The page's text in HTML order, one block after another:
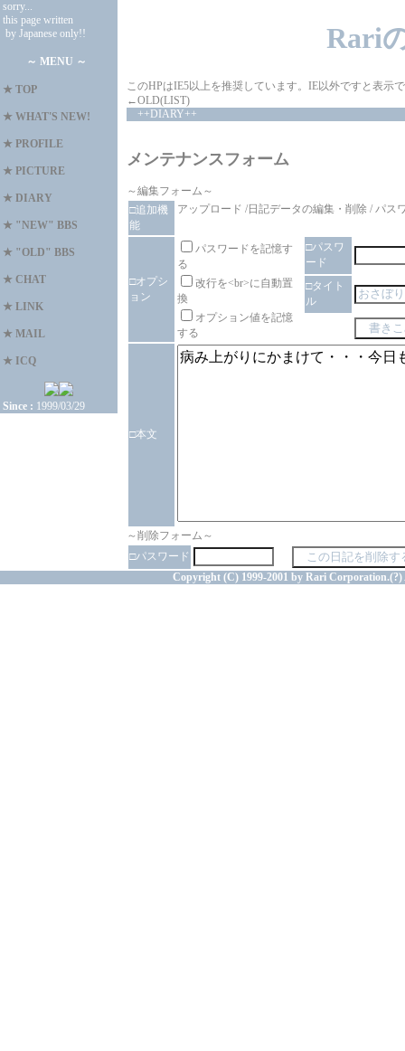
sorry...
this page written
by Japanese only!!
～ MENU ～
★ TOP
★ WHAT'S NEW!
★ PROFILE
★ PICTURE
★ DIARY
★ "NEW" BBS
★ "OLD" BBS
★ CHAT
★ LINK
★ MAIL
★ ICQ
Since : 1999/03/29
Rari
このHPはIE5以上を推奨しています。IE以外ですと表示
←OLD(LIST)
++DIARY++
メンテナンスフォーム
～編集フォーム～
□追加機
能
アップロード /日記データの編集・削除 / パス
□オプシ
ョン
パスワードを記憶す
る
改行を<br>に自動置
換
オプション値を記憶
する
□パスワ
ード
□タイト
ル
□本文
～削除フォーム～
□パスワード
Copyright (C) 1999-2001 by Rari Corporation.(?)